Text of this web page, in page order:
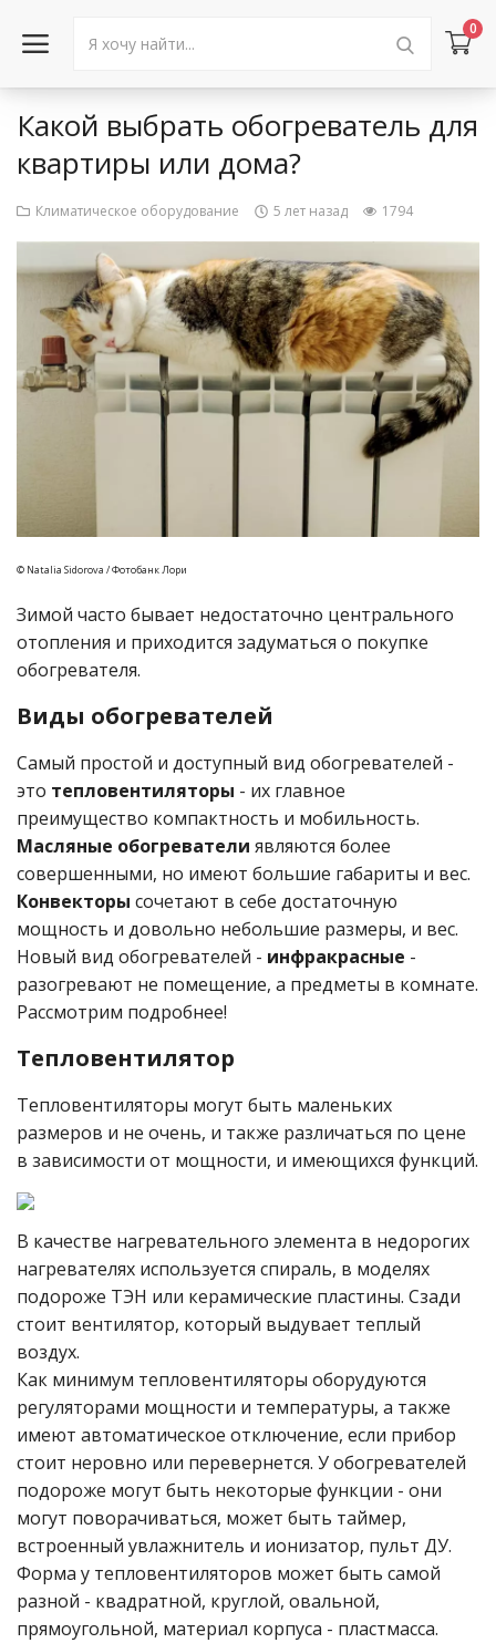
0
Войти в аккаунт
Акции
Новости
Статьи
Объявления
Какой выбрать обогреватель для
квартиры или дома?
Климатическое оборудование 5 лет назад 1794
© Natalia Sidorova / Фотобанк Лори
Зимой часто бывает недостаточно центрального
отопления и приходится задуматься о покупке
обогревателя.
Виды обогревателей
Самый простой и доступный вид обогревателей -
это тепловентиляторы - их главное
преимущество компактность и мобильность.
Масляные обогреватели являются более
совершенными, но имеют большие габариты и вес.
Конвекторы сочетают в себе достаточную
мощность и довольно небольшие размеры, и вес.
Новый вид обогревателей - инфракрасные -
разогревают не помещение, а предметы в комнате.
Рассмотрим подробнее!
Тепловентилятор
Тепловентиляторы могут быть маленьких
размеров и не очень, и также различаться по цене
в зависимости от мощности, и имеющихся функций.
В качестве нагревательного элемента в недорогих
нагревателях используется спираль, в моделях
подороже ТЭН или керамические пластины. Сзади
стоит вентилятор, который выдувает теплый
воздух.
Как минимум тепловентиляторы оборудуются
регуляторами мощности и температуры, а также
имеют автоматическое отключение, если прибор
стоит неровно или перевернется. У обогревателей
подороже могут быть некоторые функции - они
могут поворачиваться, может быть таймер,
встроенный увлажнитель и ионизатор, пульт ДУ.
Форма у тепловентиляторов может быть самой
разной - квадратной, круглой, овальной,
прямоугольной, материал корпуса - пластмасса.